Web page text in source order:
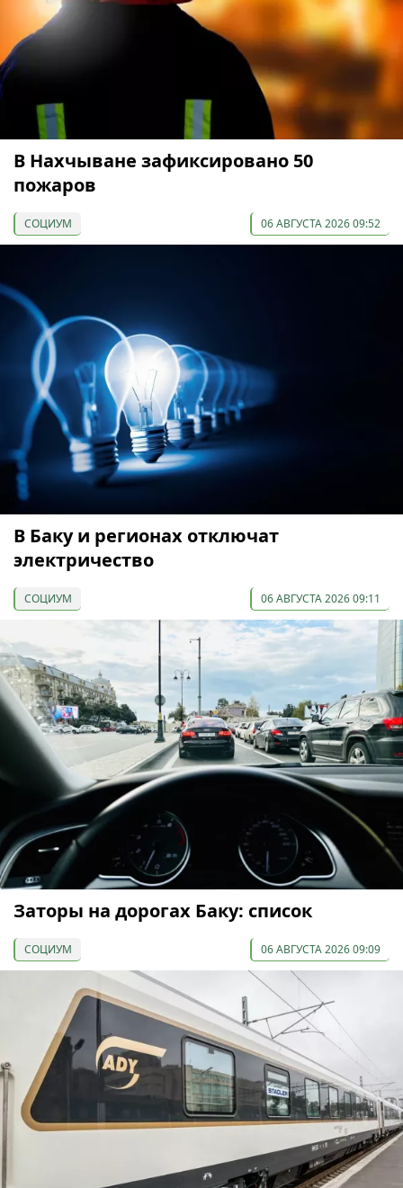
В Нахчыване зафиксировано 50
пожаров
СОЦИУМ 06 АВГУСТА 2026 09:52
В Баку и регионах отключат
электричество
СОЦИУМ 06 АВГУСТА 2026 09:11
Заторы на дорогах Баку: список
СОЦИУМ 06 АВГУСТА 2026 09:09